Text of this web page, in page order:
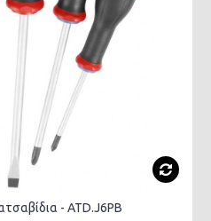
- ATD.J6PB